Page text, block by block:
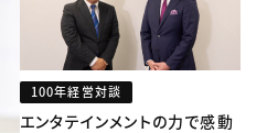
100年経営対談
エンタテインメントの力で感動